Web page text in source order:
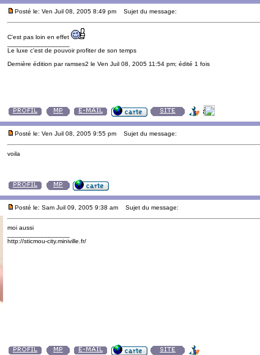
Posté le: Ven Juil 08, 2005 8:49 pm Sujet du message:
C'est pas loin en effet
Le luxe c'est de pouvoir profiter de son temps
Dernière édition par ramses2 le Ven Juil 08, 2005 11:54 pm; édité 1 fois
Posté le: Ven Juil 08, 2005 9:55 pm Sujet du message:
voila
Posté le: Sam Juil 09, 2005 9:38 am Sujet du message:
moi aussi
http://sticmou-city.miniville.fr/